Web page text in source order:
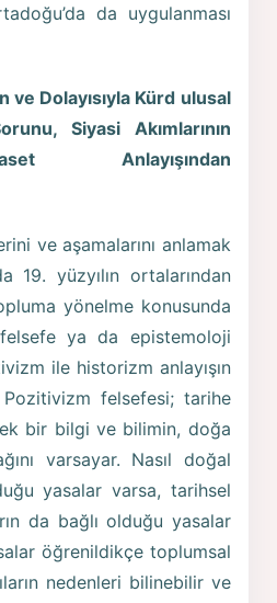
da uygulanması
ve Dolayısıyla Kürd ulusal
Siyasi Akımlarının
Anlayışından
ve aşamalarını anlamak
19. yüzyılın ortalarından
yönelme konusunda
ya da epistemoloji
ile historizm anlayışın
felsefesi; tarihe
bir bilgi ve bilimin, doğa
varsayar. Nasıl doğal
yasalar varsa, tarihsel
da bağlı olduğu yasalar
öğrenildikçe toplumsal
nedenleri bilinebilir ve